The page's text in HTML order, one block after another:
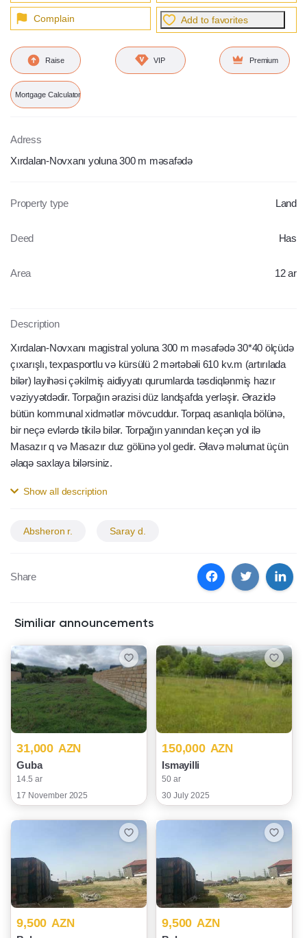
Complain Add to favorites
Raise VIP Premium
Mortgage Calculator
Adress
Xırdalan-Novxanı yoluna 300 m məsafədə
Property type Land
Deed Has
Area 12 ar
Description
Xırdalan-Novxanı magistral yoluna 300 m məsafədə 30*40 ölçüdə
çıxarışlı, texpasportlu və kürsülü 2 mərtəbəli 610 kv.m (artırılada
bilər) layihəsi çəkilmiş aidiyyatı qurumlarda təsdiqlənmiş hazır
vəziyyətdədir. Torpağın ərazisi düz landşafda yerləşir. Ərazidə
bütün kommunal xidmətlər mövcuddur. Torpaq asanlıqla bölünə,
bir neçə evlərdə tikilə bilər. Torpağın yanından keçən yol ilə
Masazır q və Masazır duz gölünə yol gedir. Əlavə məlumat üçün
əlaqə saxlaya bilərsiniz.
Show all description
Absheron r. Saray d.
Share
Similiar announcements
31,000 AZN
Guba
14.5 ar
17 November 2025
150,000 AZN
Ismayilli
50 ar
30 July 2025
9,500 AZN 9,500 AZN